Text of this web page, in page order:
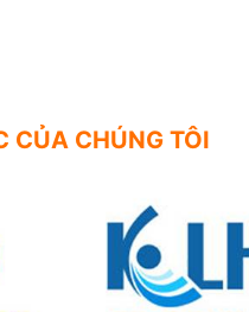
CỦA CHÚNG TÔI